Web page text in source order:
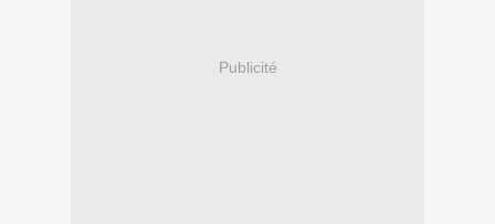
Publicité